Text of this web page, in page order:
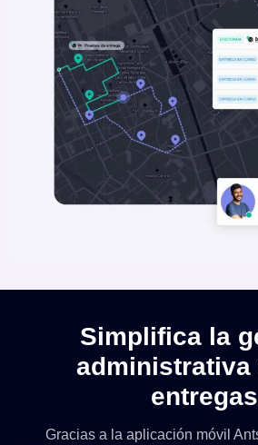
Simplifica la
administrativa
entregas
Gracias a la aplicación móvil